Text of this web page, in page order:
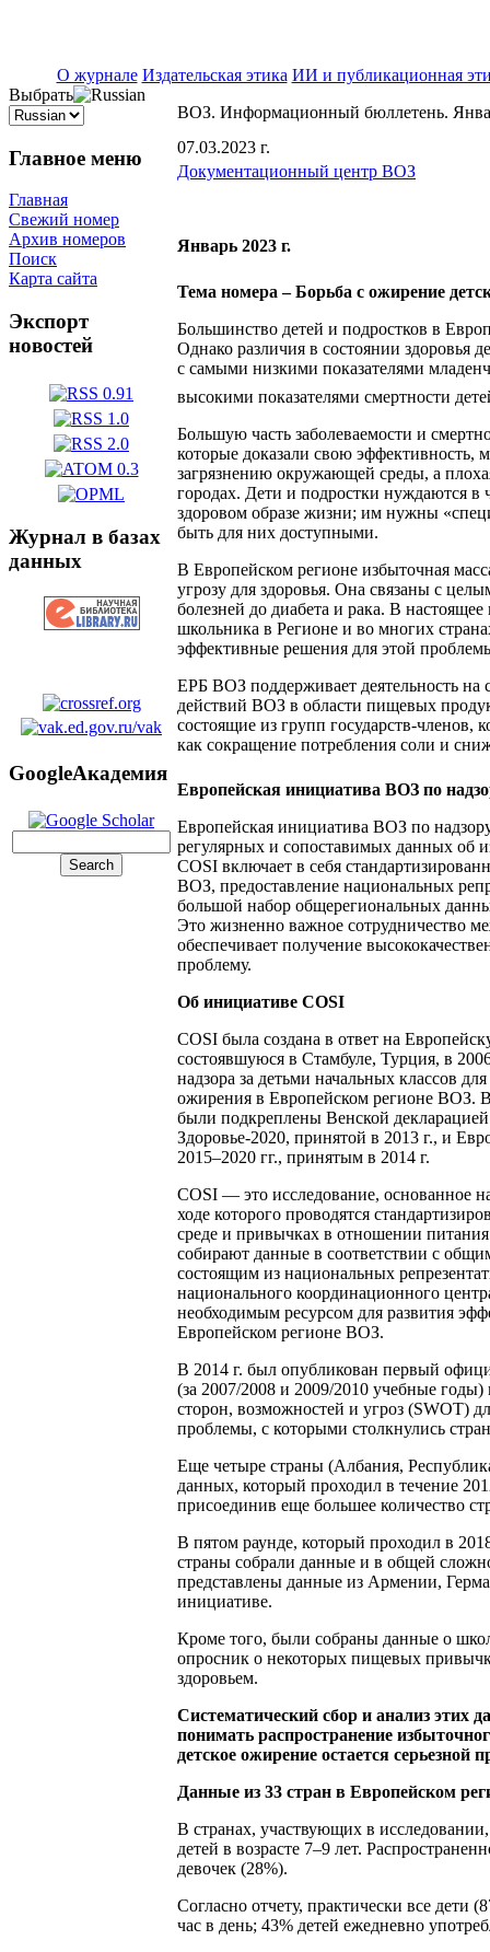
О журнале Издательская этика ИИ и публикационная
Выбрать
Главное меню
Главная
Свежий номер
Архив номеров
Поиск
Карта сайта
Экспорт
новостей
Журнал в базах
данных
GoogleАкадемия
ВОЗ. Информационный бюллетень.
07.03.2023 г.
Документационный центр ВОЗ
Январь 2023 г.
Тема номера – Борьба с ожирение
Большинство детей и подростков в
Однако различия в состоянии здоровья
с самыми низкими показателями
высокими показателями смертности
Большую часть заболеваемости и
которые доказали свою эффективность,
загрязнению окружающей среды, а
городах. Дети и подростки нуждаются в
здоровом образе жизни; им нужны
быть для них доступными.
В Европейском регионе избыточная
угрозу для здоровья. Она связаны с
болезней до диабета и рака. В
школьника в Регионе и во многих
эффективные решения для этой
ЕРБ ВОЗ поддерживает деятельность на
действий ВОЗ в области пищевых
состоящие из групп государств-
как сокращение потребления соли и
Европейская инициатива ВОЗ по
Европейская инициатива ВОЗ по
регулярных и сопоставимых данных об
COSI включает в себя
ВОЗ, предоставление национальных
большой набор общерегиональных
Это жизненно важное сотрудничество
обеспечивает получение
проблему.
Об инициативе COSI
COSI была создана в ответ на
состоявшуюся в Стамбуле, Турция, в
надзора за детьми начальных классов
ожирения в Европейском регионе ВОЗ.
были подкреплены Венской
Здоровье-2020, принятой в 2013 г., и
2015–2020 гг., принятым в 2014 г.
COSI — это исследование, основанное
ходе которого проводятся
среде и привычках в отношении
собирают данные в соответствии с
состоящим из национальных
национального координационного
необходимым ресурсом для развития
Европейском регионе ВОЗ.
В 2014 г. был опубликован первый
(за 2007/2008 и 2009/2010 учебные
сторон, возможностей и угроз (SWOT)
проблемы, с которыми столкнулись
Еще четыре страны (Албания,
данных, который проходил в течение
присоединив еще большее количество
В пятом раунде, который проходил в
страны собрали данные и в общей
представлены данные из Армении,
инициативе.
Кроме того, были собраны данные о
опросник о некоторых пищевых
здоровьем.
Систематический сбор и анализ этих
понимать распространение
детское ожирение остается
Данные из 33 стран в Европейском
В странах, участвующих в
детей в возрасте 7–9 лет.
девочек (28%).
Согласно отчету, практически все дети
час в день; 43% детей ежедневно